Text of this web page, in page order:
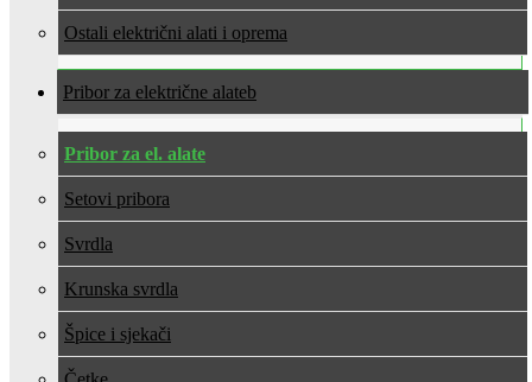
Ostali električni alati i oprema
Pribor za električne alate
Pribor za el. alate
Setovi pribora
Svrdla
Krunska svrdla
Špice i sjekači